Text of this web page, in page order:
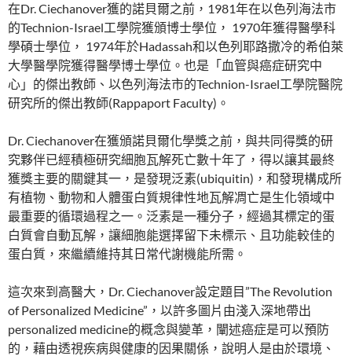
在Dr. Ciechanover獲的諾貝爾之前，1981年在以色列海法市
的Technion-Israel工學院獲頒博士學位， 1970年獲得醫學科
學碩士學位， 1974年於Hadassah和以色列耶路撒冷的希伯萊
大學醫學院獲得醫學博士學位。也是「血管與癌症研究中
心」的傑出教師、以色列海法市的Technion-Israel工學院醫院
研究所的傑出教師(Rappaport Faculty)。
Dr. Ciechanover在獲頒諾貝爾化學獎之前，與共同得獎的研
究夥伴已經積極研究細胞瓦解死亡數十年了，得以讓其最終
獲獎主要的關鍵其一，是發現泛素(ubiquitin)，和發現構成所
有植物、動物和人體蛋白質規律性地瓦解凋亡是生化領域中
最重要的循環過程之一。泛素是一種分子，經過其標定的蛋
白質會自動瓦解，讓細胞能選擇留下未標示、且功能較佳的
蛋白質，來繼續維持其日常代謝機能所需。
這次來到高醫大，Dr. Ciechanover設定題目”The Revolution
of Personalized Medicine”，以許多圖片由淺入深地帶出
personalized medicine的概念與變革，闡述癌症是可以預防
的，藉由透視疾病與健康的因果關係，說明人是由於環境、